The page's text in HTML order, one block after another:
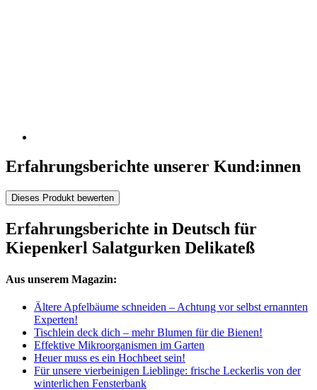
Erfahrungsberichte unserer Kund:innen
Dieses Produkt bewerten
Erfahrungsberichte in Deutsch für
Kiepenkerl Salatgurken Delikateß
Aus unserem Magazin:
Ältere Apfelbäume schneiden – Achtung vor selbst ernannten
Experten!
Tischlein deck dich – mehr Blumen für die Bienen!
Effektive Mikroorganismen im Garten
Heuer muss es ein Hochbeet sein!
Für unsere vierbeinigen Lieblinge: frische Leckerlis von der
winterlichen Fensterbank